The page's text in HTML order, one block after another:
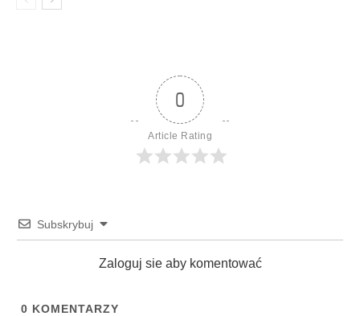
0
Article Rating
Subskrybuj
Zaloguj sie aby komentować
0 KOMENTARZY